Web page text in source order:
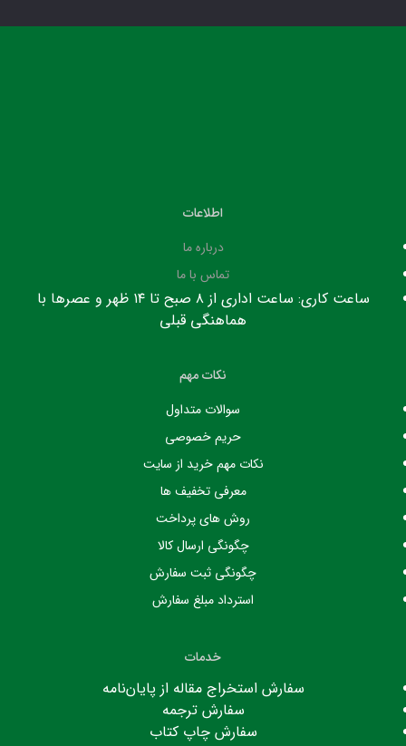
اطلاعات
درباره ما
تماس با ما
ساعت کاری: ساعت اداری از ۸ صبح تا ۱۴ ظهر و عصرها با
هماهنگی قبلی
نکات مهم
سوالات متداول
حریم خصوصی
نکات مهم خرید از سایت
معرفی تخفیف ها
روش های پرداخت
چگونگی ارسال کالا
چگونگی ثبت سفارش
استرداد مبلغ سفارش
خدمات
سفارش استخراج مقاله از پایان‌نامه
سفارش ترجمه
سفارش چاپ کتاب